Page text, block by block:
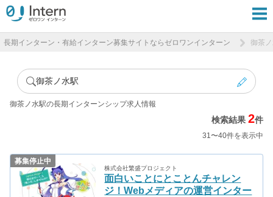
長期インターン・有給インターン募集サイトならゼロワンインターン 御茶
御茶ノ水駅
御茶ノ水駅の長期インターンシップ求人情報
検索結果2件
31〜40件を表示中
募集停止中
株式会社繁盛プロジェクト
面白いことにとことんチャレン
ジ！Webメディアの運営インター